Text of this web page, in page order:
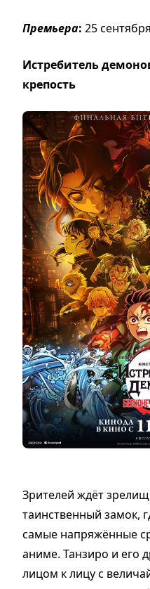
Премьера: 25
Истребитель
крепость
Зрителей ждёт
таинственный замок,
самые напряжённые
аниме. Танзиро и его
лицом к лицу с